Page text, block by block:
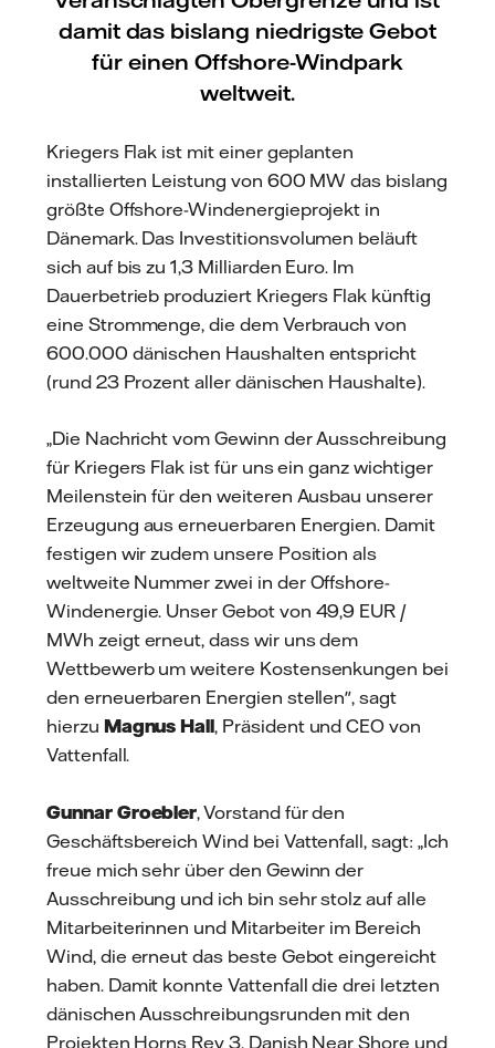
damit das bislang niedrigste Gebot
für einen Offshore-Windpark
weltweit.
Kriegers Flak ist mit einer geplanten
installierten Leistung von 600 MW das bislang
größte Offshore-Windenergieprojekt in
Dänemark. Das Investitionsvolumen beläuft
sich auf bis zu 1,3 Milliarden Euro. Im
Dauerbetrieb produziert Kriegers Flak künftig
eine Strommenge, die dem Verbrauch von
600.000 dänischen Haushalten entspricht
(rund 23 Prozent aller dänischen Haushalte).
„Die Nachricht vom Gewinn der Ausschreibung
für Kriegers Flak ist für uns ein ganz wichtiger
Meilenstein für den weiteren Ausbau unserer
Erzeugung aus erneuerbaren Energien. Damit
festigen wir zudem unsere Position als
weltweite Nummer zwei in der Offshore-
Windenergie. Unser Gebot von 49,9 EUR /
MWh zeigt erneut, dass wir uns dem
Wettbewerb um weitere Kostensenkungen bei
den erneuerbaren Energien stellen", sagt
hierzu Magnus Hall, Präsident und CEO von
Vattenfall.
Gunnar Groebler, Vorstand für den
Geschäftsbereich Wind bei Vattenfall, sagt: „Ich
freue mich sehr über den Gewinn der
Ausschreibung und ich bin sehr stolz auf alle
Mitarbeiterinnen und Mitarbeiter im Bereich
Wind, die erneut das beste Gebot eingereicht
haben. Damit konnte Vattenfall die drei letzten
dänischen Ausschreibungsrunden mit den
Projekten Horns Rev 3, Danish Near Shore und